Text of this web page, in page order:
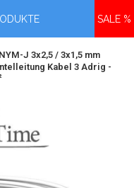
SALE %
NYM-J 3x2,5 / 3x1,5 mm
Kabel 3 Adrig -